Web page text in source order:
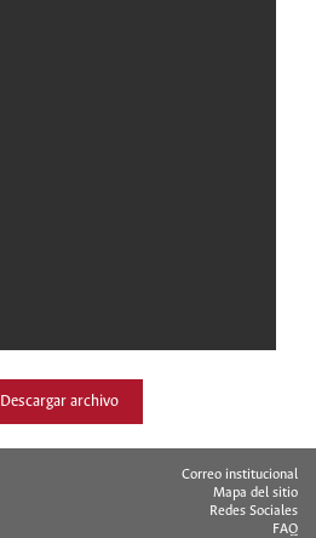
Descargar archivo
Correo institucional
Mapa del sitio
Redes Sociales
FAQ